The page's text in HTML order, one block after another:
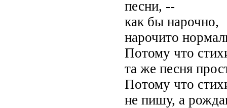
песни, --
как бы нарочно,
нарочито
Потому что
та же песня
Потому что
не пишу, а